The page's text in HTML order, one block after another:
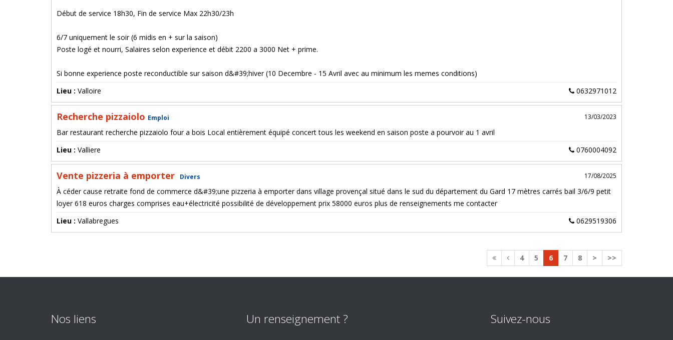
Début de service 18h30, Fin de service Max 22h30/23h
6/7 uniquement le soir (6 midis en + sur la saison)
Poste logé et nourri, Salaires selon experience et débit 2200 a 3000 Net + prime.
Si bonne experience poste reconductible sur saison d&#39;hiver (10 Decembre - 15 Avril avec au minimum les memes conditions)
Lieu : Valloire 0632971012
Recherche pizzaiolo Emploi 13/03/2023
Bar restaurant recherche pizzaiolo four a bois Local entièrement équipé concert tous les weekend en saison poste a pourvoir au 1 avril
Lieu : Valliere 0760004092
Vente pizzeria à emporter Divers 17/08/2025
À céder cause retraite fond de commerce d&#39;une pizzeria à emporter dans village provençal situé dans le sud du département du Gard 17 mètres carrés bail 3/6/9 petit
loyer 618 euros charges comprises eau+électricité possibilité de développement prix 58000 euros plus de renseignements me contacter
Lieu : Vallabregues 0629519306
4 5 6 7 8 > >>
Nos liens Un renseignement ? Suivez-nous